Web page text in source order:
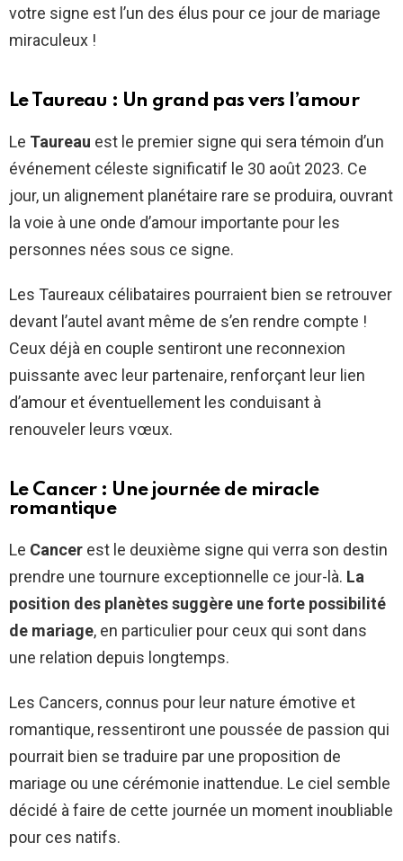
votre signe est l’un des élus pour ce jour de mariage
miraculeux !
Le Taureau : Un grand pas vers l’amour
Le Taureau est le premier signe qui sera témoin d’un
événement céleste significatif le 30 août 2023. Ce
jour, un alignement planétaire rare se produira, ouvrant
la voie à une onde d’amour importante pour les
personnes nées sous ce signe.
Les Taureaux célibataires pourraient bien se retrouver
devant l’autel avant même de s’en rendre compte !
Ceux déjà en couple sentiront une reconnexion
puissante avec leur partenaire, renforçant leur lien
d’amour et éventuellement les conduisant à
renouveler leurs vœux.
Le Cancer : Une journée de miracle
romantique
Le Cancer est le deuxième signe qui verra son destin
prendre une tournure exceptionnelle ce jour-là. La
position des planètes suggère une forte possibilité
de mariage, en particulier pour ceux qui sont dans
une relation depuis longtemps.
Les Cancers, connus pour leur nature émotive et
romantique, ressentiront une poussée de passion qui
pourrait bien se traduire par une proposition de
mariage ou une cérémonie inattendue. Le ciel semble
décidé à faire de cette journée un moment inoubliable
pour ces natifs.